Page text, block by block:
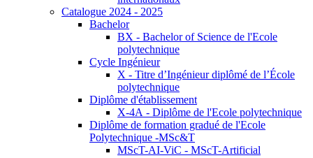
Catalogue 2024 - 2025
Bachelor
BX - Bachelor of Science de l'Ecole
polytechnique
Cycle Ingénieur
X - Titre d’Ingénieur diplômé de l’École
polytechnique
Diplôme d'établissement
X-4A - Diplôme de l'Ecole polytechnique
Diplôme de formation gradué de l'Ecole
Polytechnique -MSc&T
MScT-AI-ViC - MScT-Artificial